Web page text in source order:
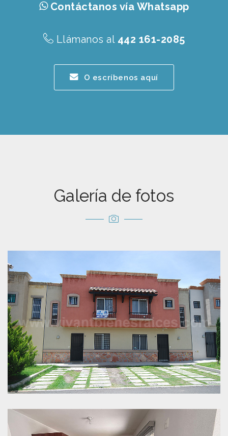
Contáctanos vía Whatsapp
Llámanos al 442 161-2085
O escríbenos aquí
Galería de fotos